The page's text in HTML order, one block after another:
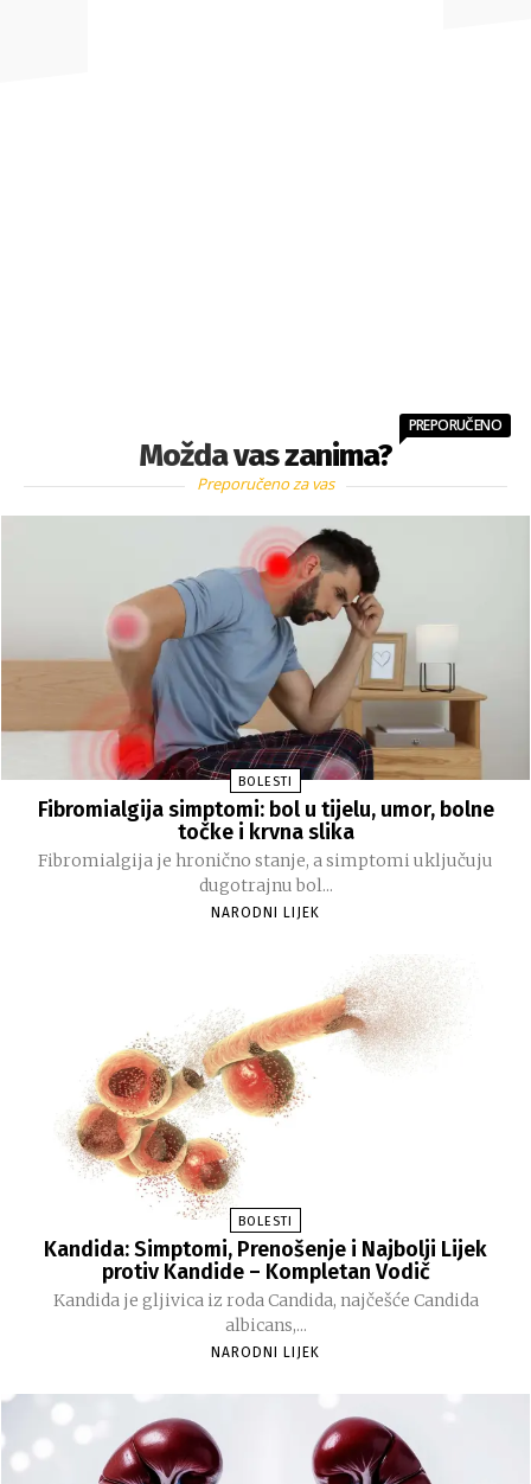
Možda vas zanima?
PREPORUČENO
Preporučeno za vas
BOLESTI
Fibromialgija simptomi: bol u tijelu, umor, bolne
točke i krvna slika
Fibromialgija je hronično stanje, a simptomi uključuju
dugotrajnu bol...
NARODNI LIJEK
BOLESTI
Kandida: Simptomi, Prenošenje i Najbolji Lijek
protiv Kandide – Kompletan Vodič
Kandida je gljivica iz roda Candida, najčešće Candida
albicans,...
NARODNI LIJEK